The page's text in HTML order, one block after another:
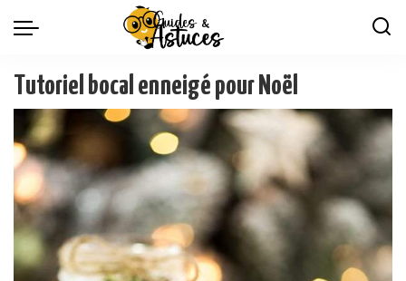
Tutoriel bocal enneigé pour Noël